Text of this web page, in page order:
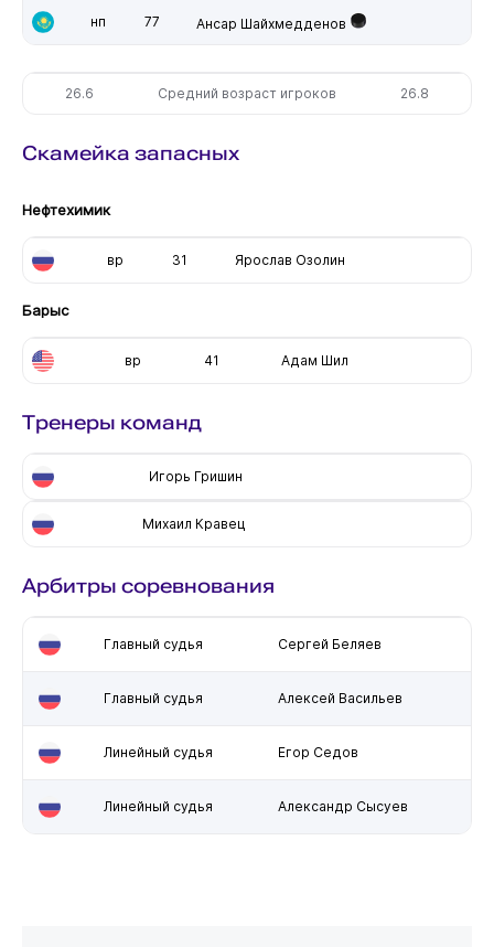
нп 77 Ансар Шайхмедденов
26.6 Средний возраст игроков 26.8
Скамейка запасных
Нефтехимик
вр 31 Ярослав Озолин
Барыс
вр 41 Адам Шил
Тренеры команд
Игорь Гришин
Михаил Кравец
Арбитры соревнования
Главный судья Сергей Беляев
Главный судья Алексей Васильев
Линейный судья Егор Седов
Линейный судья Александр Сысуев